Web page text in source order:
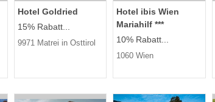
Hotel Goldried
15% Rabatt...
9971 Matrei in Osttirol
Hotel ibis Wien
Mariahilf ***
10% Rabatt...
1060 Wien